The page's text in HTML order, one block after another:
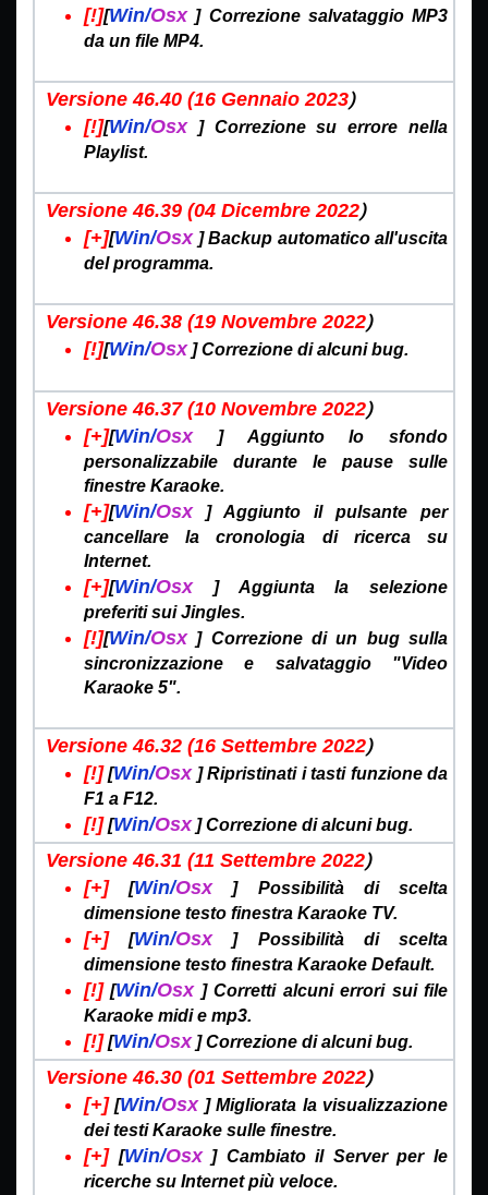
[!][Win/Osx ] Correzione salvataggio MP3
da un file MP4.
Versione 46.40 (16 Gennaio 2023)
[!][Win/Osx] Correzione su errore nella
Playlist.
Versione 46.39 (04 Dicembre 2022)
[+][Win/Osx]Backup automatico all'uscita
del programma.
Versione 46.38 (19 Novembre 2022)
[!][Win/Osx]Correzione di alcuni bug.
Versione 46.37 (10 Novembre 2022)
[+][Win/Osx] Aggiunto lo sfondo
personalizzabile durante le pause sulle
finestre Karaoke.
[+][Win/Osx] Aggiunto il pulsante per
cancellare la cronologia di ricerca su
Internet.
[+][Win/Osx] Aggiunta la selezione
preferiti sui Jingles.
[!][Win/Osx] Correzione di un bug sulla
sincronizzazione e salvataggio "Video
Karaoke 5".
Versione 46.32 (16 Settembre 2022)
[!] [Win/Osx]Ripristinati i tasti funzione da
F1 a F12.
[!] [Win/Osx]Correzione di alcuni bug.
Versione 46.31 (11 Settembre 2022)
[+] [Win/Osx] Possibilità di scelta
dimensione testo finestra Karaoke TV.
[+] [Win/Osx] Possibilità di scelta
dimensione testo finestra Karaoke Default.
[!] [Win/Osx]Corretti alcuni errori sui file
Karaoke midi e mp3.
[!] [Win/Osx]Correzione di alcuni bug.
Versione 46.30 (01 Settembre 2022)
[+] [Win/Osx]Migliorata la visualizzazione
dei testi Karaoke sulle finestre.
[+] [Win/Osx] Cambiato il Server per le
ricerche su Internet più veloce.